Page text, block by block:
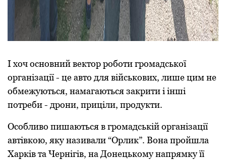
І хоч основний вектор роботи громадської
організації - це авто для військових, лише цим не
обмежуються, намагаються закрити і інші
потреби - дрони, приціли, продукти.
Особливо пишаються в громадській організації
автівкою, яку називали “Орлик”. Вона пройшла
Харків та Чернігів, на Донецькому напрямку її